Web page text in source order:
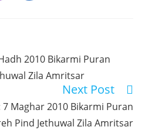
2010 Bikarmi Puran
Zila Amritsar
Next Post
Maghar 2010 Bikarmi Puran
Pind Jethuwal Zila Amritsar